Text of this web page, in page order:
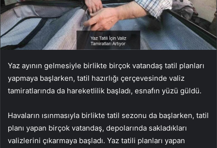
Yaz ayının gelmesiyle birlikte birçok vatandaş tatil planları
yapmaya başlarken, tatil hazırlığı çerçevesinde valiz
tamiratlarında da hareketlilik başladı, esnafın yüzü güldü.
Havaların ısınmasıyla birlikte tatil sezonu da başlarken, tatil
planı yapan birçok vatandaş, depolarında sakladıkları
valizlerini çıkarmaya başladı. Yaz tatili planları yapan